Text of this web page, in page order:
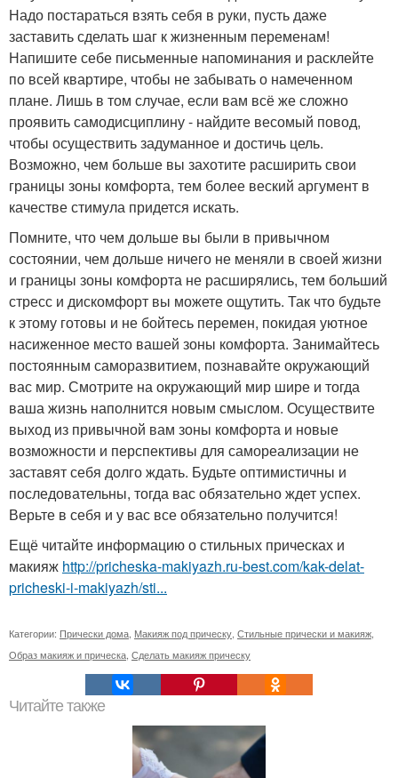
Надо постараться взять себя в руки, пусть даже
заставить сделать шаг к жизненным переменам!
Напишите себе письменные напоминания и расклейте
по всей квартире, чтобы не забывать о намеченном
плане. Лишь в том случае, если вам всё же сложно
проявить самодисциплину - найдите весомый повод,
чтобы осуществить задуманное и достичь цель.
Возможно, чем больше вы захотите расширить свои
границы зоны комфорта, тем более веский аргумент в
качестве стимула придется искать.
Помните, что чем дольше вы были в привычном
состоянии, чем дольше ничего не меняли в своей жизни
и границы зоны комфорта не расширялись, тем больший
стресс и дискомфорт вы можете ощутить. Так что будьте
к этому готовы и не бойтесь перемен, покидая уютное
насиженное место вашей зоны комфорта. Занимайтесь
постоянным саморазвитием, познавайте окружающий
вас мир. Смотрите на окружающий мир шире и тогда
ваша жизнь наполнится новым смыслом. Осуществите
выход из привычной вам зоны комфорта и новые
возможности и перспективы для самореализации не
заставят себя долго ждать. Будьте оптимистичны и
последовательны, тогда вас обязательно ждет успех.
Верьте в себя и у вас все обязательно получится!
Ещё читайте информацию о стильных прическах и
макияж http://pricheska-makiyazh.ru-best.com/kak-delat-
pricheski-i-makiyazh/sti...
Категории: Прически дома Макияж под прическу Стильные прически и макияж
Образ макияж и прическа Сделать макияж прическу
Читайте также